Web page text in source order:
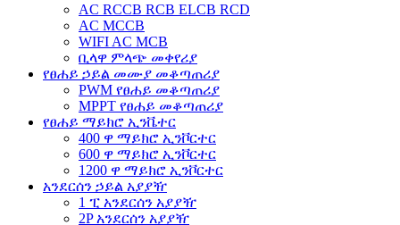
AC RCCB RCB ELCB RCD
AC MCCB
WIFI AC MCB
ቢላዋ ምላጭ መቀየሪያ
የፀሐይ ኃይል መሙያ መቆጣጠሪያ
PWM የፀሐይ መቆጣጠሪያ
MPPT የፀሐይ መቆጣጠሪያ
የፀሐይ ማይክሮ ኢንቬተር
400 ዋ ማይክሮ ኢንቮርተር
600 ዋ ማይክሮ ኢንቮርተር
1200 ዋ ማይክሮ ኢንቮርተር
አንደርሰን ኃይል አያያዥ
1 ፒ አንደርሰን አያያዥ
2P አንደርሰን አያያዥ